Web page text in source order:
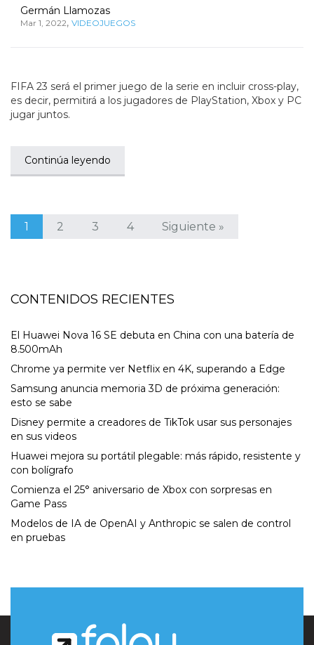
Germán Llamozas
Mar 1, 2022, VIDEOJUEGOS
FIFA 23 será el primer juego de la serie en incluir cross-play,
es decir, permitirá a los jugadores de PlayStation, Xbox y PC
jugar juntos.
Continúa leyendo
1 2 3 4 Siguiente »
CONTENIDOS RECIENTES
El Huawei Nova 16 SE debuta en China con una batería de
8.500mAh
Chrome ya permite ver Netflix en 4K, superando a Edge
Samsung anuncia memoria 3D de próxima generación:
esto se sabe
Disney permite a creadores de TikTok usar sus personajes
en sus videos
Huawei mejora su portátil plegable: más rápido, resistente y
con bolígrafo
Comienza el 25° aniversario de Xbox con sorpresas en
Game Pass
Modelos de IA de OpenAI y Anthropic se salen de control
en pruebas